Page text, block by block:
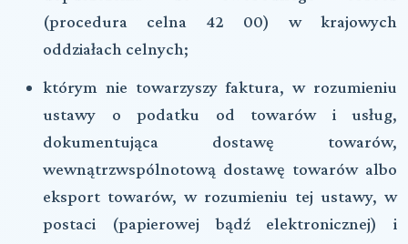
(procedura celna 42 00) w krajowych
oddziałach celnych;
którym nie towarzyszy faktura, w rozumieniu
ustawy o podatku od towarów i usług,
dokumentująca dostawę towarów,
wewnątrzwspólnotową dostawę towarów albo
eksport towarów, w rozumieniu tej ustawy, w
postaci (papierowej bądź elektronicznej) i